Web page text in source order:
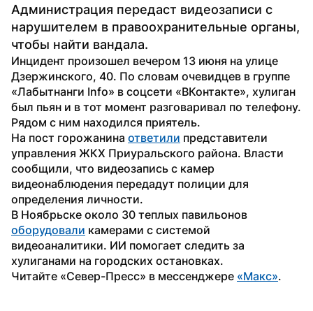
Администрация передаст видеозаписи с
нарушителем в правоохранительные органы,
чтобы найти вандала.
Инцидент произошел вечером 13 июня на улице
Дзержинского, 40. По словам очевидцев в группе
«Лабытнанги Info» в соцсети «ВКонтакте», хулиган
был пьян и в тот момент разговаривал по телефону.
Рядом с ним находился приятель.
На пост горожанина ответили представители
управления ЖКХ Приуральского района. Власти
сообщили, что видеозапись с камер
видеонаблюдения передадут полиции для
определения личности.
оборудовали камерами с системой
видеоаналитики. ИИ помогает следить за
хулиганами на городских остановках.
Читайте «Север-Пресс» в мессенджере «Макс».